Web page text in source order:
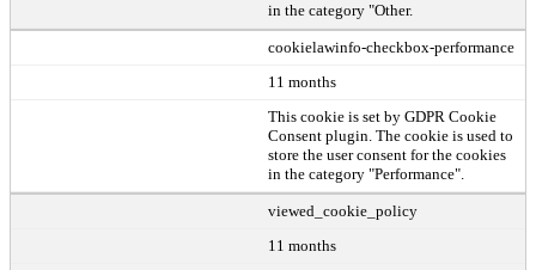
in the category "Other.
cookielawinfo-checkbox-performance
11 months
This cookie is set by GDPR Cookie
Consent plugin. The cookie is used to
store the user consent for the cookies
in the category "Performance".
viewed_cookie_policy
11 months